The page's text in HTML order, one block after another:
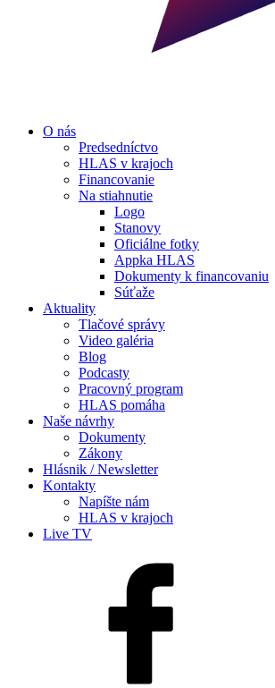
O nás
Predsedníctvo
HLAS v krajoch
Financovanie
Na stiahnutie
Logo
Stanovy
Oficiálne fotky
Appka HLAS
Dokumenty k financovaniu
Súťaže
Aktuality
Tlačové správy
Video galéria
Blog
Podcasty
Pracovný program
HLAS pomáha
Naše návrhy
Dokumenty
Zákony
Hlásnik / Newsletter
Kontakty
Napíšte nám
HLAS v krajoch
Live TV